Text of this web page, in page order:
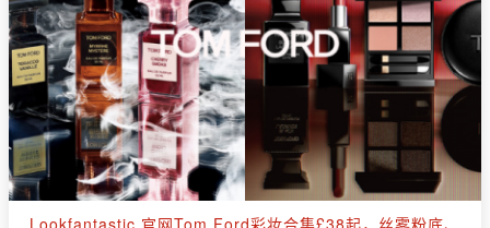
Lookfantastic 官网Tom Ford彩妆合集£38起，丝雾粉底、